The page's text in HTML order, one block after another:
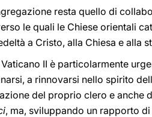
resta quello di
le quali le Chiese orientali
a Cristo, alla Chiesa e alla
II è particolarmente
a rinnovarsi nello spirito
del proprio clero e anche
, ma, sviluppando un rapporto